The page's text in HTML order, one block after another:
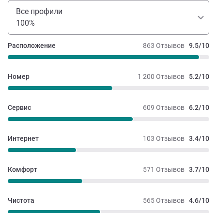
Все профили
100%
863 Отзывов 9.5/10
Расположение
1 200 Отзывов 5.2/10
Номер
609 Отзывов 6.2/10
Сервис
103 Отзывов 3.4/10
Интернет
571 Отзывов 3.7/10
Комфорт
565 Отзывов 4.6/10
Чистота